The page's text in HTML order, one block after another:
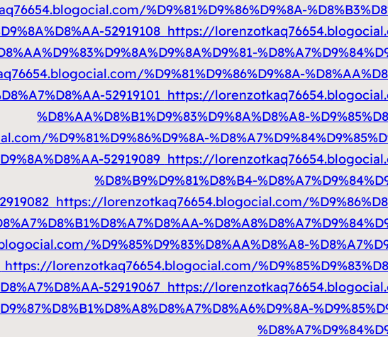
%D9%81%D9%86%D9%8A-
52919108 https://
%D9%81%D9%86%D9%8A-
52919101 https://
%D8%AA%D8%B1%D9%83%D9%8A%D8%A8-
%D9%81%D9%86%D9%8A-
52919089 https://
%D8%B9%D9%81%D8%B4-
https://lorenzotkaq76654.blogocial.com/
%D9%85%D9%83%D8%AA%D8%A8-
https://lorenzotkaq76654.blogocial.com/
52919067 https://